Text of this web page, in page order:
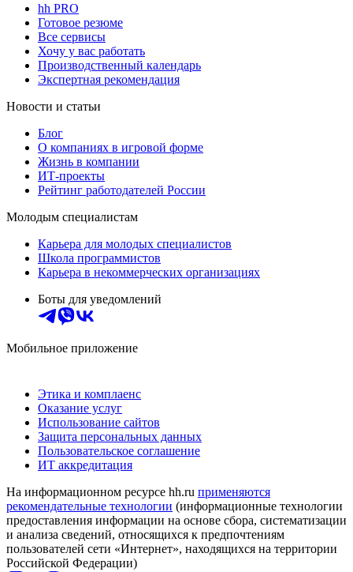
hh PRO
Готовое резюме
Все сервисы
Хочу у вас работать
Производственный календарь
Экспертная рекомендация
Новости и статьи
Блог
О компаниях в игровой форме
Жизнь в компании
ИТ-проекты
Рейтинг работодателей России
Молодым специалистам
Карьера для молодых специалистов
Школа программистов
Карьера в некоммерческих организациях
Боты для уведомлений
Мобильное приложение
Этика и комплаенс
Оказание услуг
Использование сайтов
Защита персональных данных
Пользовательское соглашение
ИТ аккредитация
На информационном ресурсе hh.ru применяются
рекомендательные технологии (информационные технологии
предоставления информации на основе сбора, систематизации
и анализа сведений, относящихся к предпочтениям
пользователей сети «Интернет», находящихся на территории
Российской Федерации)